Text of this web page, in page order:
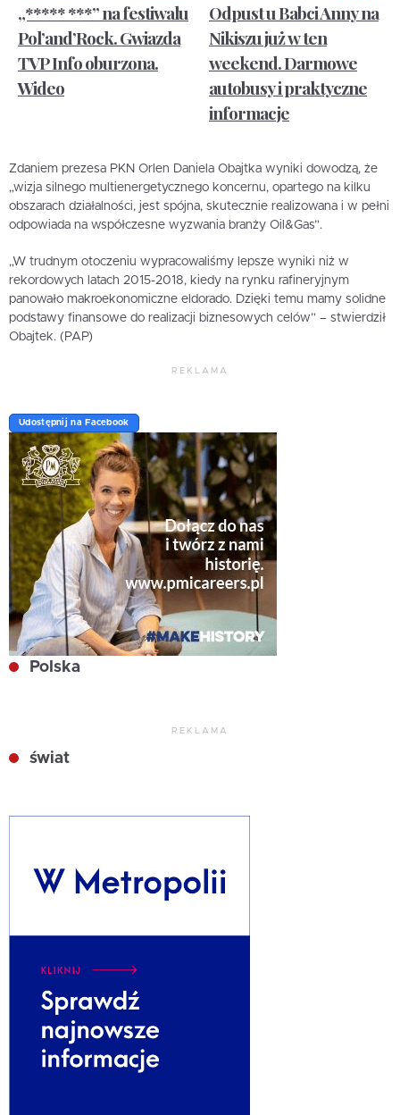
„***** ***” na festiwalu
Pol’and’Rock. Gwiazda
TVP Info oburzona.
Wideo
Odpust u Babci Anny na
Nikiszu już w ten
weekend. Darmowe
autobusy i praktyczne
informacje
Zdaniem prezesa PKN Orlen Daniela Obajtka wyniki dowodzą, że
„wizja silnego multienergetycznego koncernu, opartego na kilku
obszarach działalności, jest spójna, skutecznie realizowana i w pełni
odpowiada na współczesne wyzwania branży Oil&Gas”.
„W trudnym otoczeniu wypracowaliśmy lepsze wyniki niż w
rekordowych latach 2015-2018, kiedy na rynku rafineryjnym
panowało makroekonomiczne eldorado. Dzięki temu mamy solidne
podstawy finansowe do realizacji biznesowych celów” – stwierdził
Obajtek. (PAP)
REKLAMA
Udostępnij na Facebook
Polska
REKLAMA
świat